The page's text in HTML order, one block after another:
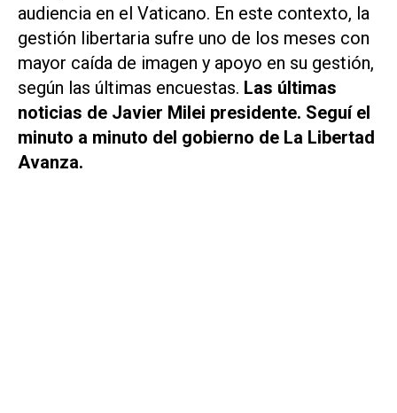
audiencia en el Vaticano. En este contexto, la
gestión libertaria sufre uno de los meses con
mayor caída de imagen y apoyo en su gestión,
según las últimas encuestas. Las últimas
noticias de Javier Milei presidente. Seguí el
minuto a minuto del gobierno de La Libertad
Avanza.